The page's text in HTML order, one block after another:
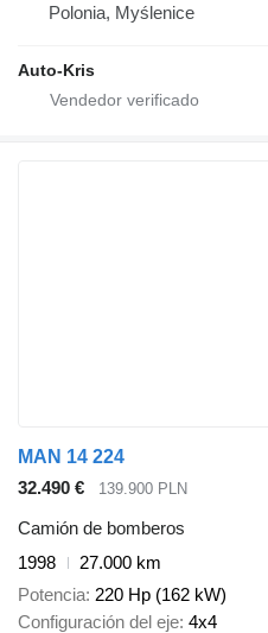
Polonia, Myślenice
Auto-Kris
MAN 14 224
32.490 €
139.900 PLN
Camión de bomberos
1998
27.000 km
Potencia 220 Hp (162 kW)
Configuración del eje 4x4